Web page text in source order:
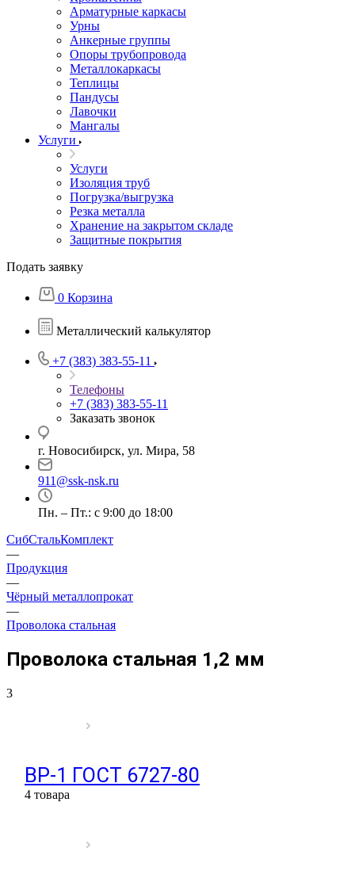
Арматурные каркасы
Урны
Анкерные группы
Опоры трубопровода
Металлокаркасы
Теплицы
Пандусы
Лавочки
Мангалы
Услуги
Услуги
Изоляция труб
Погрузка/выгрузка
Резка металла
Хранение на закрытом складе
Защитные покрытия
Подать заявку
0 Корзина
Металлический калькулятор
+7 (383) 383-55-11
Телефоны
+7 (383) 383-55-11
Заказать звонок
г. Новосибирск, ул. Мира, 58
911@ssk-nsk.ru
Пн. – Пт.: с 9:00 до 18:00
СибСтальКомплект
—
Продукция
—
Чёрный металлопрокат
—
Проволока стальная
Проволока стальная 1,2 мм
3
ВР-1 ГОСТ 6727-80
4 товара